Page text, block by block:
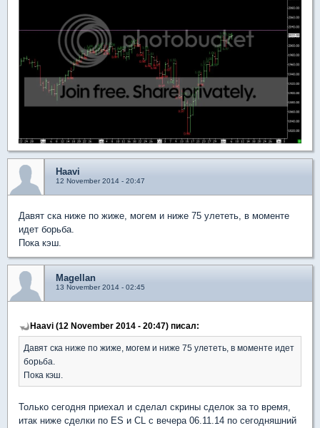
Haavi
12 November 2014 - 20:47
Давят ска ниже по жиже, могем и ниже 75 улететь, в моменте
идет борьба.
Пока кэш.
Magellan
13 November 2014 - 02:45
Haavi (12 November 2014 - 20:47) писал:
Давят ска ниже по жиже, могем и ниже 75 улететь, в моменте идет
борьба.
Пока кэш.
Только сегодня приехал и сделал скрины сделок за то время,
итак ниже сделки по ES и CL с вечера 06.11.14 по сегодняшний